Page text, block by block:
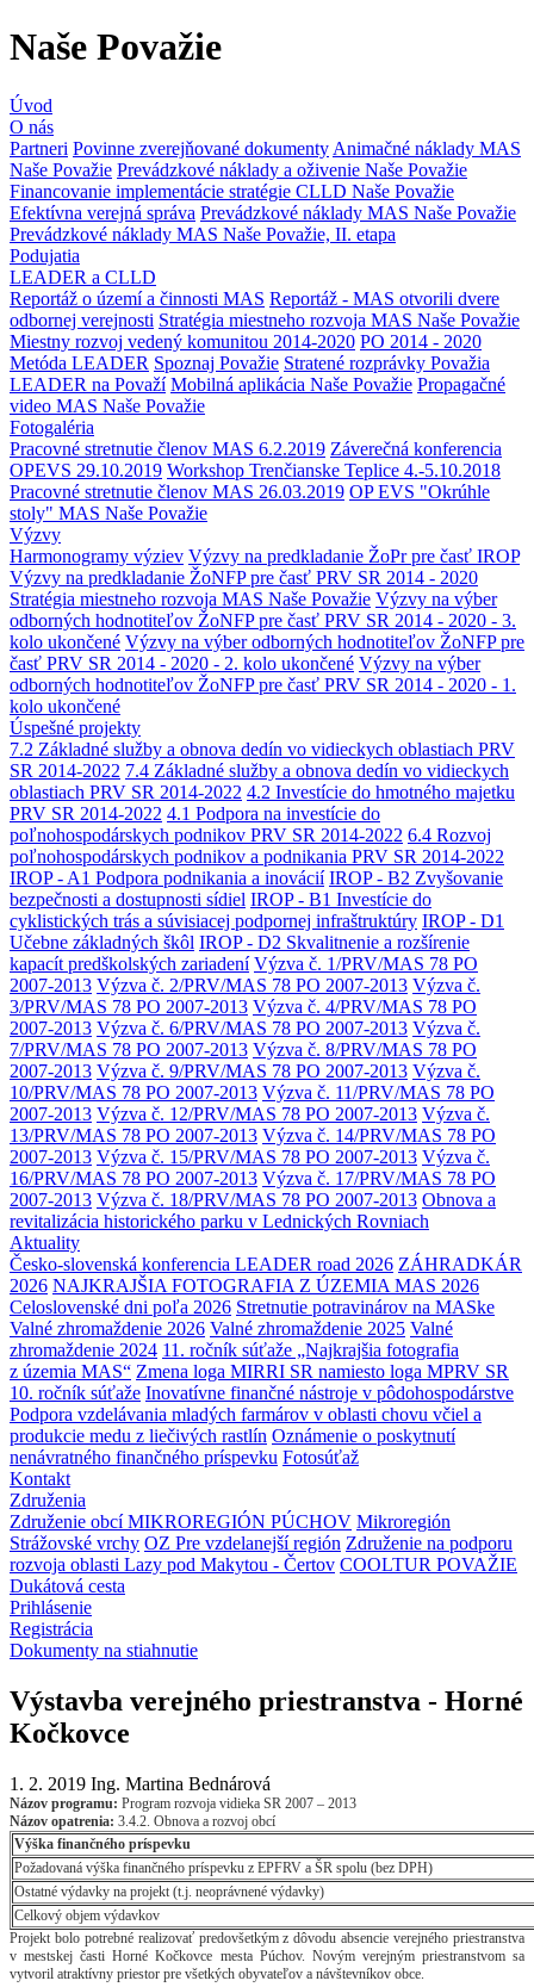
Naše Považie
Úvod
O nás
Partneri Povinne zverejňované dokumenty Animačné náklady MAS
Naše Považie Prevádzkové náklady a oživenie Naše Považie
Financovanie implementácie stratégie CLLD Naše Považie
Efektívna verejná správa Prevádzkové náklady MAS Naše Považie
Prevádzkové náklady MAS Naše Považie, II. etapa
Podujatia
LEADER a CLLD
Reportáž o území a činnosti MAS Reportáž - MAS otvorili dvere
odbornej verejnosti Stratégia miestneho rozvoja MAS Naše Považie
Miestny rozvoj vedený komunitou 2014-2020 PO 2014 - 2020
Metóda LEADER Spoznaj Považie Stratené rozprávky Považia
LEADER na Považí Mobilná aplikácia Naše Považie Propagačné
video MAS Naše Považie
Fotogaléria
Pracovné stretnutie členov MAS 6.2.2019 Záverečná konferencia
OPEVS 29.10.2019 Workshop Trenčianske Teplice 4.-5.10.2018
Pracovné stretnutie členov MAS 26.03.2019 OP EVS "Okrúhle
stoly" MAS Naše Považie
Výzvy
Harmonogramy výziev Výzvy na predkladanie ŽoPr pre časť IROP
Výzvy na predkladanie ŽoNFP pre časť PRV SR 2014 - 2020
Stratégia miestneho rozvoja MAS Naše Považie Výzvy na výber
odborných hodnotiteľov ŽoNFP pre časť PRV SR 2014 - 2020 - 3.
kolo ukončené Výzvy na výber odborných hodnotiteľov ŽoNFP pre
časť PRV SR 2014 - 2020 - 2. kolo ukončené Výzvy na výber
odborných hodnotiteľov ŽoNFP pre časť PRV SR 2014 - 2020 - 1.
kolo ukončené
Úspešné projekty
7.2 Základné služby a obnova dedín vo vidieckych oblastiach PRV
SR 2014-2022 7.4 Základné služby a obnova dedín vo vidieckych
oblastiach PRV SR 2014-2022 4.2 Investície do hmotného majetku
PRV SR 2014-2022 4.1 Podpora na investície do
poľnohospodárskych podnikov PRV SR 2014-2022 6.4 Rozvoj
poľnohospodárskych podnikov a podnikania PRV SR 2014-2022
IROP - A1 Podpora podnikania a inovácií IROP - B2 Zvyšovanie
bezpečnosti a dostupnosti sídiel IROP - B1 Investície do
cyklistických trás a súvisiacej podpornej infraštruktúry IROP - D1
Učebne základných škôl IROP - D2 Skvalitnenie a rozšírenie
kapacít predškolských zariadení Výzva č. 1/PRV/MAS 78 PO
2007-2013 Výzva č. 2/PRV/MAS 78 PO 2007-2013 Výzva č.
3/PRV/MAS 78 PO 2007-2013 Výzva č. 4/PRV/MAS 78 PO
2007-2013 Výzva č. 6/PRV/MAS 78 PO 2007-2013 Výzva č.
7/PRV/MAS 78 PO 2007-2013 Výzva č. 8/PRV/MAS 78 PO
2007-2013 Výzva č. 9/PRV/MAS 78 PO 2007-2013 Výzva č.
10/PRV/MAS 78 PO 2007-2013 Výzva č. 11/PRV/MAS 78 PO
2007-2013 Výzva č. 12/PRV/MAS 78 PO 2007-2013 Výzva č.
13/PRV/MAS 78 PO 2007-2013 Výzva č. 14/PRV/MAS 78 PO
2007-2013 Výzva č. 15/PRV/MAS 78 PO 2007-2013 Výzva č.
16/PRV/MAS 78 PO 2007-2013 Výzva č. 17/PRV/MAS 78 PO
2007-2013 Výzva č. 18/PRV/MAS 78 PO 2007-2013 Obnova a
revitalizácia historického parku v Lednických Rovniach
Aktuality
Česko-slovenská konferencia LEADER road 2026 ZÁHRADKÁR
2026 NAJKRAJŠIA FOTOGRAFIA Z ÚZEMIA MAS 2026
Celoslovenské dni poľa 2026 Stretnutie potravinárov na MASke
Valné zhromaždenie 2026 Valné zhromaždenie 2025 Valné
zhromaždenie 2024 11. ročník súťaže „Najkrajšia fotografia
z územia MAS“ Zmena loga MIRRI SR namiesto loga MPRV SR
10. ročník súťaže Inovatívne finančné nástroje v pôdohospodárstve
Podpora vzdelávania mladých farmárov v oblasti chovu včiel a
produkcie medu z liečivých rastlín Oznámenie o poskytnutí
nenávratného finančného príspevku Fotosúťaž
Kontakt
Združenia
Združenie obcí MIKROREGIÓN PÚCHOV Mikroregión
Strážovské vrchy OZ Pre vzdelanejší región Združenie na podporu
rozvoja oblasti Lazy pod Makytou - Čertov COOLTUR POVAŽIE
Dukátová cesta
Prihlásenie
Registrácia
Dokumenty na stiahnutie
Výstavba verejného priestranstva - Horné
Kočkovce
1. 2. 2019 Ing. Martina Bednárová
Názov programu: Program rozvoja vidieka SR 2007 – 2013
Názov opatrenia: 3.4.2. Obnova a rozvoj obcí
Výška finančného príspevku
Požadovaná výška finančného príspevku z EPFRV a ŠR spolu (bez DPH)
Ostatné výdavky na projekt (t.j. neoprávnené výdavky)
Celkový objem výdavkov
Projekt bolo potrebné realizovať predovšetkým z dôvodu absencie verejného priestranstva
v mestskej časti Horné Kočkovce mesta Púchov. Novým verejným priestranstvom sa
vytvoril atraktívny priestor pre všetkých obyvateľov a návštevníkov obce.